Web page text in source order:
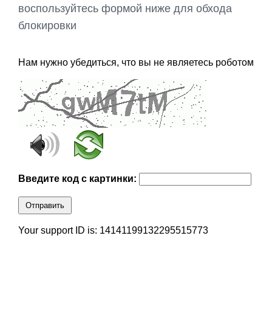
воспользуйтесь формой ниже для обхода
блокировки
Нам нужно убедиться, что вы не являетесь роботом
Введите код с картинки:
Отправить
Your support ID is: 14141199132295515773